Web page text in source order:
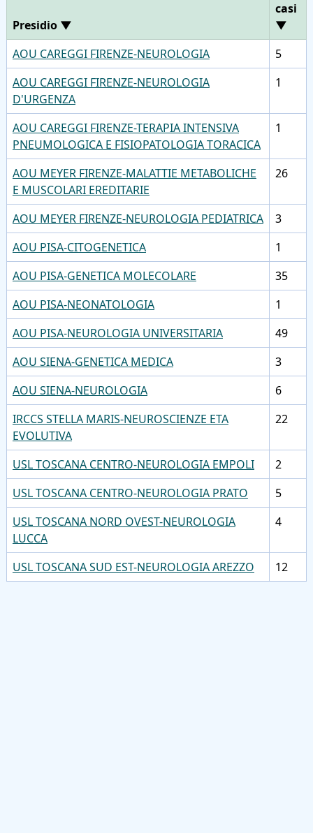
Presidio ▼
casi
▼
AOU CAREGGI FIRENZE-NEUROLOGIA
5
AOU CAREGGI FIRENZE-NEUROLOGIA
D'URGENZA
1
AOU CAREGGI FIRENZE-TERAPIA INTENSIVA
PNEUMOLOGICA E FISIOPATOLOGIA TORACICA
1
AOU MEYER FIRENZE-MALATTIE METABOLICHE
E MUSCOLARI EREDITARIE
26
AOU MEYER FIRENZE-NEUROLOGIA PEDIATRICA
3
AOU PISA-CITOGENETICA
1
AOU PISA-GENETICA MOLECOLARE
35
AOU PISA-NEONATOLOGIA
1
AOU PISA-NEUROLOGIA UNIVERSITARIA
49
AOU SIENA-GENETICA MEDICA
3
AOU SIENA-NEUROLOGIA
6
IRCCS STELLA MARIS-NEUROSCIENZE ETA
EVOLUTIVA
22
USL TOSCANA CENTRO-NEUROLOGIA EMPOLI
2
USL TOSCANA CENTRO-NEUROLOGIA PRATO
5
USL TOSCANA NORD OVEST-NEUROLOGIA
LUCCA
4
USL TOSCANA SUD EST-NEUROLOGIA AREZZO 12